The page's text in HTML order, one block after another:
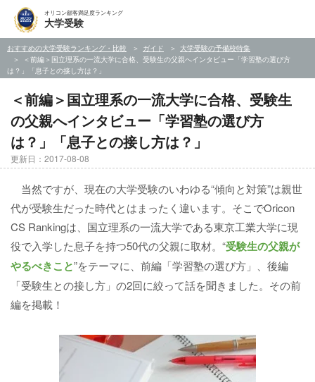
オリコン顧客満足度ランキング
大学受験
おすすめの大学受験ランキング・比較 ガイド
大学受験の予備校特集
＜前編＞国立理系の一流大学に合格、受験生の父親へインタビュー「学習塾の選び方
は？」「息子との接し方は？」
＜前編＞国立理系の一流大学に合格、受験生
の父親へインタビュー「学習塾の選び方
は？」「息子との接し方は？」
更新日：2017-08-08
当然ですが、現在の大学受験のいわゆる“傾向と対策”は親世
代が受験生だった時代とはまったく違います。そこでOricon
CS Rankingは、国立理系の一流大学である東京工業大学に現
役で入学した息子を持つ50代の父親に取材。“受験生の父親が
やるべきこと”をテーマに、前編「学習塾の選び方」、後編
「受験生との接し方」の2回に絞って話を聞きました。その前
編を掲載！